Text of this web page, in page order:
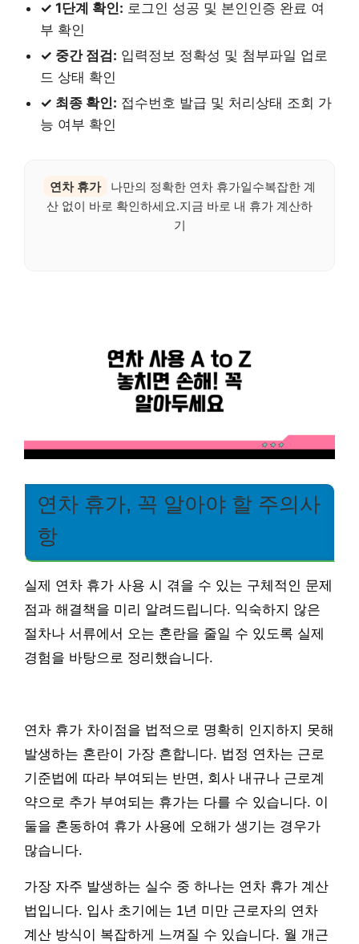
✓ 1단계 확인: 로그인 성공 및 본인인증 완료 여
부 확인
✓ 중간 점검: 입력정보 정확성 및 첨부파일 업로
드 상태 확인
✓ 최종 확인: 접수번호 발급 및 처리상태 조회 가
능 여부 확인
연차 휴가
나만의 정확한 연차 휴가일수복잡한 계
산 없이 바로 확인하세요.지금 바로 내 휴가 계산하
기
연차 휴가, 꼭 알아야 할 주의사
항
실제 연차 휴가 사용 시 겪을 수 있는 구체적인 문제
점과 해결책을 미리 알려드립니다. 익숙하지 않은
절차나 서류에서 오는 혼란을 줄일 수 있도록 실제
경험을 바탕으로 정리했습니다.
연차 휴가 차이점을 법적으로 명확히 인지하지 못해
발생하는 혼란이 가장 흔합니다. 법정 연차는 근로
기준법에 따라 부여되는 반면, 회사 내규나 근로계
약으로 추가 부여되는 휴가는 다를 수 있습니다. 이
둘을 혼동하여 휴가 사용에 오해가 생기는 경우가
많습니다.
가장 자주 발생하는 실수 중 하나는 연차 휴가 계산
법입니다. 입사 초기에는 1년 미만 근로자의 연차
계산 방식이 복잡하게 느껴질 수 있습니다. 월 개근